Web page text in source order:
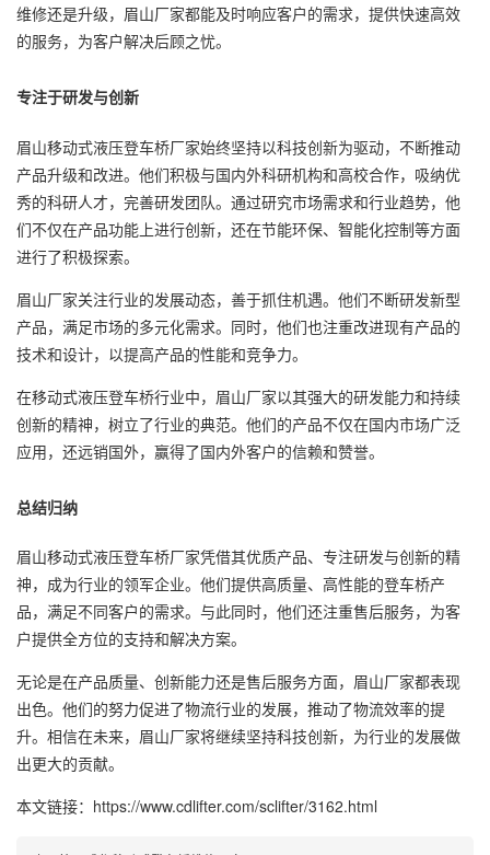
维修还是升级，眉山厂家都能及时响应客户的需求，提供快速高效
的服务，为客户解决后顾之忧。
专注于研发与创新
眉山移动式液压登车桥厂家始终坚持以科技创新为驱动，不断推动
产品升级和改进。他们积极与国内外科研机构和高校合作，吸纳优
秀的科研人才，完善研发团队。通过研究市场需求和行业趋势，他
们不仅在产品功能上进行创新，还在节能环保、智能化控制等方面
进行了积极探索。
眉山厂家关注行业的发展动态，善于抓住机遇。他们不断研发新型
产品，满足市场的多元化需求。同时，他们也注重改进现有产品的
技术和设计，以提高产品的性能和竞争力。
在移动式液压登车桥行业中，眉山厂家以其强大的研发能力和持续
创新的精神，树立了行业的典范。他们的产品不仅在国内市场广泛
应用，还远销国外，赢得了国内外客户的信赖和赞誉。
总结归纳
眉山移动式液压登车桥厂家凭借其优质产品、专注研发与创新的精
神，成为行业的领军企业。他们提供高质量、高性能的登车桥产
品，满足不同客户的需求。与此同时，他们还注重售后服务，为客
户提供全方位的支持和解决方案。
无论是在产品质量、创新能力还是售后服务方面，眉山厂家都表现
出色。他们的努力促进了物流行业的发展，推动了物流效率的提
升。相信在未来，眉山厂家将继续坚持科技创新，为行业的发展做
出更大的贡献。
本文链接：https://www.cdlifter.com/sclifter/3162.html